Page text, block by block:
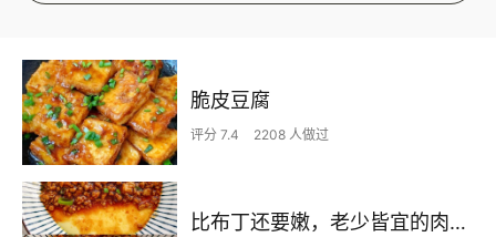
脆皮豆腐
评分 7.4 2208 人做过
比布丁还要嫩，老少皆宜的肉沫蒸蛋